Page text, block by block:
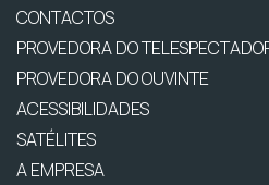
CONTACTOS
PROVEDORA DO
PROVEDORA DO OUVINTE
ACESSIBILIDADES
SATÉLITES
A EMPRESA